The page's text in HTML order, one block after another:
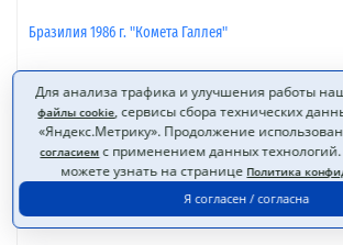
Бразилия 1986 г. "Комета Галлея"
25 Р
Нет в наличии
Для анализа трафика и улучшения работы
файлы cookie, сервисы сбора технических
«Яндекс.Метрику». Продолжение
согласием с применением данных
можете узнать на странице Политика
Я согласен / согласна